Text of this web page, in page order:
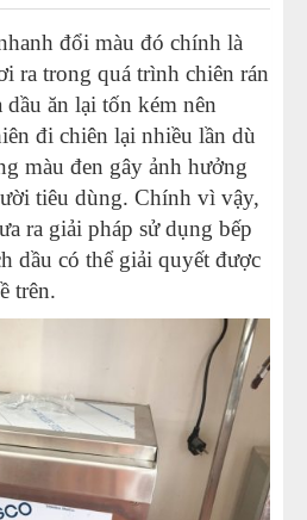
đổi màu đó chính là
ra trong quá trình chiên rán
ăn lại tốn kém nên
đi chiên lại nhiều lần dù
màu đen gây ảnh hưởng
tiêu dùng. Chính vì vậy,
ra giải pháp sử dụng bếp
dầu có thể giải quyết được
trên.